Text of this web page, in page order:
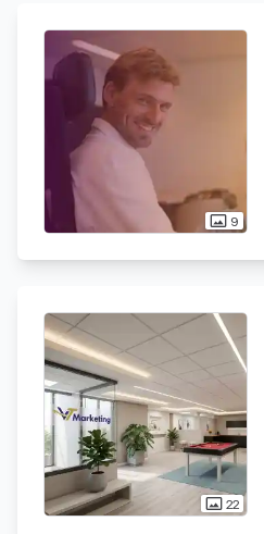
photo_size_select_actual 9
photo_size_select_actual22